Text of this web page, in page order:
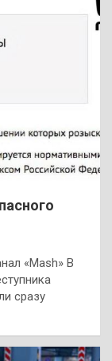
«Mash» В
сразу